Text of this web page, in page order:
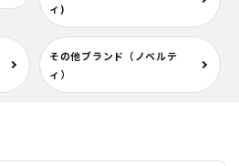
ィ)
その他ブランド（ノベルテ
ィ）